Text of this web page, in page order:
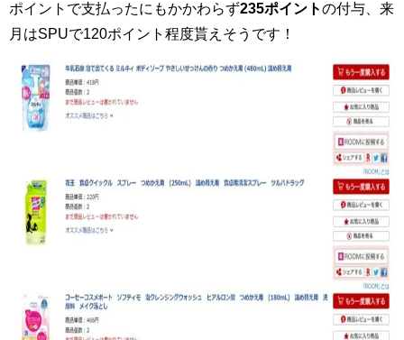
ポイントで支払ったにもかかわらず235ポイントの付与、来
月はSPUで120ポイント程度貰えそうです！